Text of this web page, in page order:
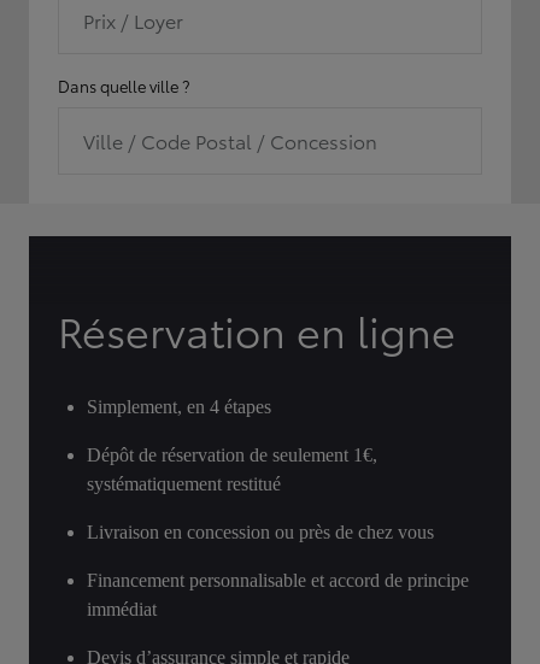
Prix / Loyer
Dans quelle ville ?
Ville / Code Postal / Concession
Réservation en ligne
Simplement, en 4 étapes
Dépôt de réservation de seulement 1€,
systématiquement restitué
Livraison en concession ou près de chez vous
Financement personnalisable et accord de principe
immédiat
Devis d’assurance simple et rapide